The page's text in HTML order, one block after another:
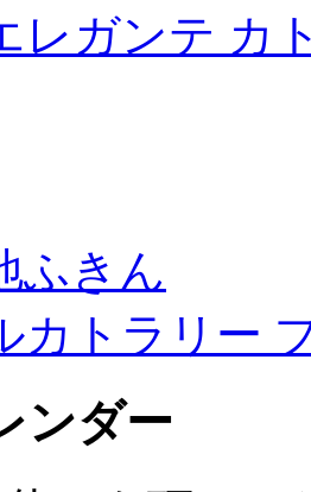
レガンテ カ
ふきん
カトラリー
ンダー